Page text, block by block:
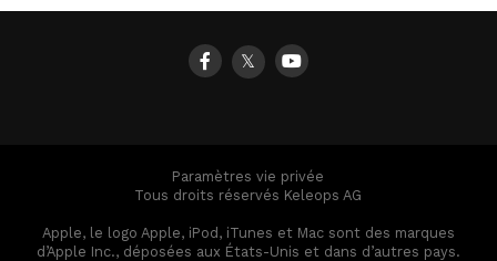
𝕏
Paramètres vie privée
Tous droits réservés Keleops AG
Apple, le logo Apple, iPod, iTunes et Mac sont des marques
d’Apple Inc., déposées aux États-Unis et dans d’autres pays.